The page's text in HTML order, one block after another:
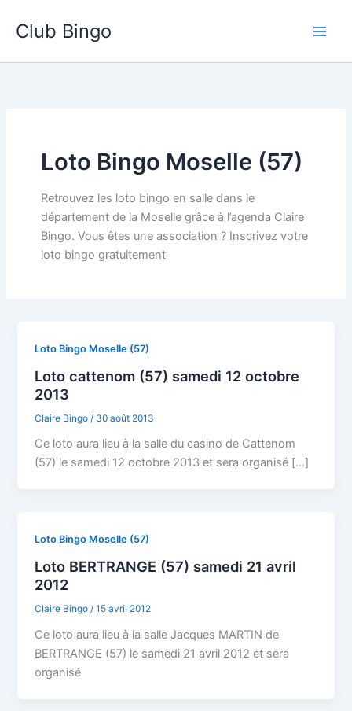
Club Bingo
Loto Bingo Moselle (57)
Retrouvez les loto bingo en salle dans le
département de la Moselle grâce à l’agenda Claire
Bingo. Vous êtes une association ? Inscrivez votre
loto bingo gratuitement
Loto Bingo Moselle (57)
Loto cattenom (57) samedi 12 octobre
2013
Claire Bingo / 30 août 2013
Ce loto aura lieu à la salle du casino de Cattenom
(57) le samedi 12 octobre 2013 et sera organisé […]
Loto Bingo Moselle (57)
Loto BERTRANGE (57) samedi 21 avril
2012
Claire Bingo/15 avril 2012
Ce loto aura lieu à la salle Jacques MARTIN de
BERTRANGE (57) le samedi 21 avril 2012 et sera
organisé